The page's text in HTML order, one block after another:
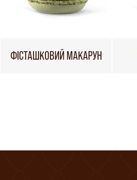
ФІСТАШКОВИЙ МАКАРУН